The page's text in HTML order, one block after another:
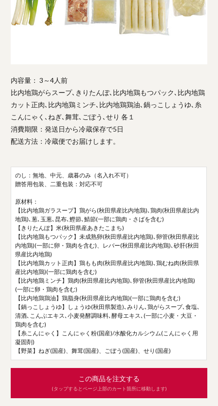
内容量： 3～4人前
比内地鶏がらスープ､きりたんぽ､比内地鶏もつパック､比内地鶏
カット正肉､比内地鶏ミンチ､比内地鶏鶏油､鍋っこしょうゆ､糸
こんにゃく､ねぎ､舞茸､ごぼう､せり 各１
消費期限：発送日から冷蔵保存で5日
配送方法：冷蔵便でお届けします。
のし：無地、中元、歳暮のみ（名入れ不可）
贈答用包装、二重包装：対応不可
原材料：
【比内地鶏ガラスープ】鶏がら(秋田県産比内地鶏)､鶏肉(秋田県産比内
地鶏)､葱､玉葱､昆布､鰹節､鯖節(一部に鶏肉・さばを含む)
【きりたんぽ】米(秋田県産あきたこまち)
【比内地鶏もつパック】未成熟卵(秋田県産比内地鶏)､卵管(秋田県産比
内地鶏)(一部に卵・鶏肉を含む)、レバー(秋田県産比内地鶏)､砂肝(秋田
県産比内地鶏)
【比内地鶏カット正肉】鶏もも肉(秋田県産比内地鶏)､鶏むね肉(秋田県
産比内地鶏)(一部に鶏肉を含む)
【比内地鶏ミンチ】鶏肉(秋田県産比内地鶏)､卵管(秋田県産比内地鶏)
(一部に卵・鶏肉を含む)
【比内地鶏鶏油】鶏脂身(秋田県産比内地鶏)(一部に鶏肉を含む)
【鍋っこしょうゆ】しょうゆ(秋田県製造)､みりん､鶏がらスープ､食塩､
清酒､こんぶエキス､小麦発酵調味料､酵母エキス､(一部に小麦・大豆・
鶏肉を含む)
【糸こんにゃく】こんにゃく粉(国産)/水酸化カルシウム(こんにゃく用
凝固剤)
【野菜】ねぎ(国産)、舞茸(国産)、ごぼう(国産)、せり(国産)
この商品を注文する
(タップするとページ上部のカート箇所に移動します)